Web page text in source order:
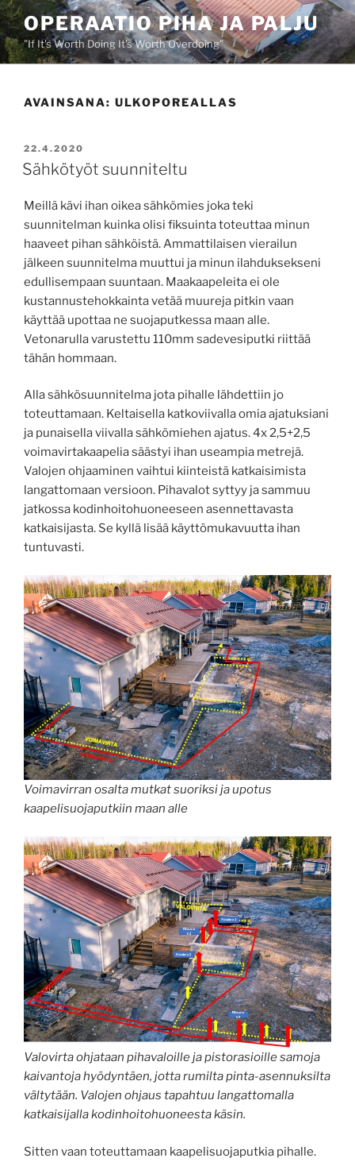
Siirry
sisältöönOPERAATIO PIHA JA PALJU
"If It's Worth Doing It's Worth Overdoing"
AVAINSANA: ULKOPOREALLAS
JULKAISTU
22.4.2020
Sähkötyöt suunniteltu
Meillä kävi ihan oikea sähkömies joka teki
suunnitelman kuinka olisi fiksuinta toteuttaa minun
haaveet pihan sähköistä. Ammattilaisen vierailun
jälkeen suunnitelma muuttui ja minun ilahduksekseni
edullisempaan suuntaan. Maakaapeleita ei ole
kustannustehokkainta vetää muureja pitkin vaan
käyttää upottaa ne suojaputkessa maan alle.
Vetonarulla varustettu 110mm sadevesiputki riittää
tähän hommaan.
Alla sähkösuunnitelma jota pihalle lähdettiin jo
toteuttamaan. Keltaisella katkoviivalla omia ajatuksiani
ja punaisella viivalla sähkömiehen ajatus. 4x 2,5+2,5
voimavirtakaapelia säästyi ihan useampia metrejä.
Valojen ohjaaminen vaihtui kiinteistä katkaisimista
langattomaan versioon. Pihavalot syttyy ja sammuu
jatkossa kodinhoitohuoneeseen asennettavasta
katkaisijasta. Se kyllä lisää käyttömukavuutta ihan
tuntuvasti.
Voimavirran osalta mutkat suoriksi ja upotus
kaapelisuojaputkiin maan alle
Valovirta ohjataan pihavaloille ja pistorasioille samoja
kaivantoja hyödyntäen, jotta rumilta pinta-asennuksilta
vältytään. Valojen ohjaus tapahtuu langattomalla
katkaisijalla kodinhoitohuoneesta käsin.
Sitten vaan toteuttamaan kaapelisuojaputkia pihalle.